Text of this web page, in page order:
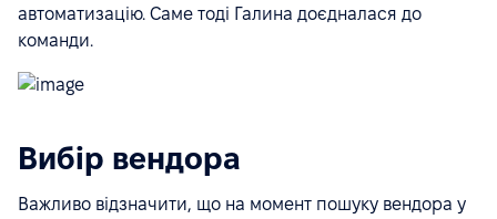
автоматизацію. Саме тоді Галина доєдналася до
команди.
Вибір вендора
Важливо відзначити, що на момент пошуку вендора у